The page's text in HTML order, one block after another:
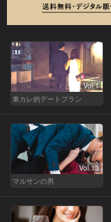
Vol.1
東カレ的デートプラン
Vol.13
マルサンの男